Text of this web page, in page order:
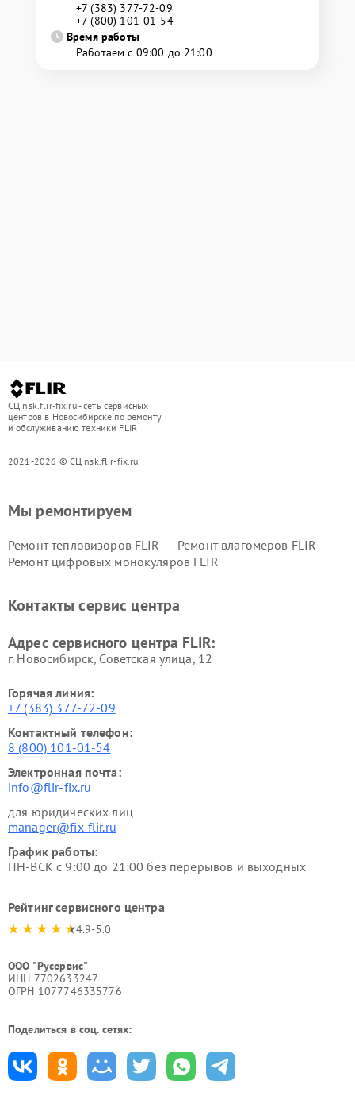
+7 (383) 377-72-09
+7 (800) 101-01-54
Время работы
Работаем с 09:00 до 21:00
СЦ nsk.flir-fix.ru - сеть сервисных
центров в Новосибирске по ремонту
и обслуживанию техники FLIR
2021-2026 © СЦ nsk.flir-fix.ru
Мы ремонтируем
Ремонт тепловизоров FLIR
Ремонт влагомеров FLIR
Ремонт цифровых монокуляров FLIR
Контакты сервис центра
Адрес сервисного центра FLIR:
г. Новосибирск, Советская улица, 12
Горячая линия:
+7 (383) 377-72-09
Контактный телефон:
8 (800) 101-01-54
Электронная почта:
info@flir-fix.ru
для юридических лиц
manager@fix-flir.ru
График работы:
ПН-ВСК с 9:00 до 21:00 без перерывов и выходных
Рейтинг сервисного центра
4.9-5.0
ООО "Русервис"
ИНН 7702633247
ОГРН 1077746335776
Поделиться в соц. сетях: